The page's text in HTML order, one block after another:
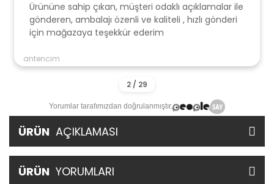
Ürününe sahip çıkan, müşteri odaklı açıklamalar ile
gönderen, ambalajı özenli ve kaliteli , hızlı gönderi
için mağazaya teşekkür ederim
antencim
Yorumlar tarafımızdan doğrulanmıştır.
ÜRÜN AÇIKLAMASI
ÜRÜN YORUMLARI